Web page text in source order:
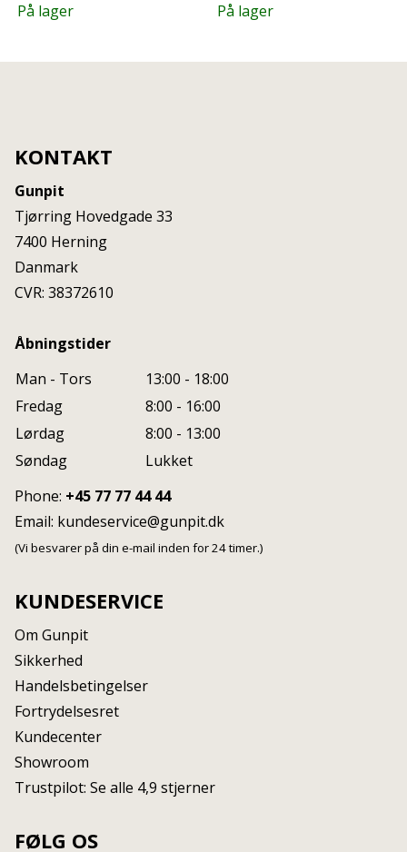
På lager På lager
KONTAKT
Gunpit
Tjørring Hovedgade 33
7400 Herning
Danmark
CVR: 38372610
Åbningstider
Man - Tors
13:00 - 18:00
Fredag
8:00 - 16:00
Lørdag
8:00 - 13:00
Søndag
Lukket
Phone: +45 77 77 44 44
Email: kundeservice@gunpit.dk
(Vi besvarer på din e-mail inden for 24 timer.)
KUNDESERVICE
Om Gunpit
Sikkerhed
Handelsbetingelser
Fortrydelsesret
Kundecenter
Showroom
Trustpilot: Se alle 4,9 stjerner
FØLG OS